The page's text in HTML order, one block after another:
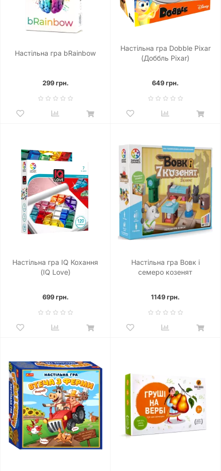
Настільна гра bRainbow
299 грн.
Настільна гра Dobble Pixar
(Доббль Pixar)
649 грн.
Настільна гра IQ Кохання
(IQ Love)
699 грн.
Настільна гра Вовк і
семеро козенят
1149 грн.